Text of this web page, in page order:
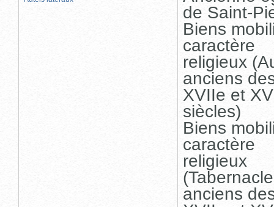
de Saint-
Biens
caractère
religieux
anciens
XVIIe et
siècles)
Biens
caractère
religieux
anciens